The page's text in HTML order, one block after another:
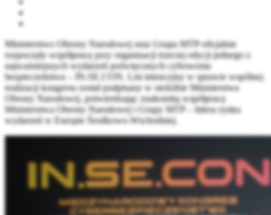
Ministerstwo Obrony Narodowej oraz Grupa MTP oficjalnie
rozpoczęły współpracę przy organizacji trzeciej edycji jednego z
najważniejszych wydarzeń poświęconych cyfrowemu
bezpieczeństwu – IN.SE.CON. List intencyjny w sprawie wspólnej
realizacji kongresu został podpisany w siedzibie Ministerstwa
Obrony Narodowej, potwierdzając znakomitą współpracę
Ministerstwa Obrony Narodowej i Grupy MTP – lidera rynku
wydarzeń w Europie Środkowo-Wschodniej.